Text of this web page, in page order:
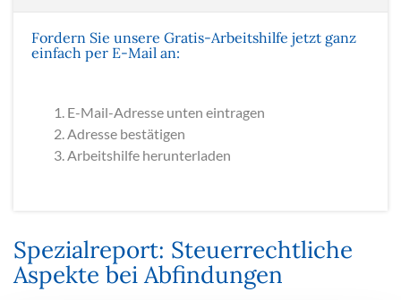
Fordern Sie unsere Gratis-Arbeitshilfe jetzt ganz
einfach per E-Mail an:
E-Mail-Adresse unten eintragen
Adresse bestätigen
Arbeitshilfe herunterladen
Spezialreport: Steuerrechtliche
Aspekte bei Abfindungen